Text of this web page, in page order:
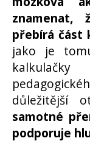
znamenat,
přebírá část
jako je
důležitější
samotné
podporuje